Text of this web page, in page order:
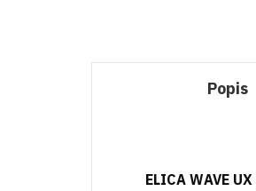
Popis
ELICA WAVE UX